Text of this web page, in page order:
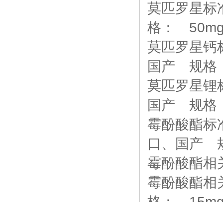
莫匹罗星
格：
莫匹罗星
国产 规格
莫匹罗星
国产 规格
霉酚酸酯
口、国产
霉酚酸酯
霉酚酸酯